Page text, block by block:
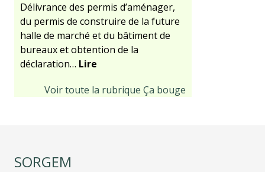
Délivrance des permis d’aménager,
du permis de construire de la future
halle de marché et du bâtiment de
bureaux et obtention de la
déclaration… Lire
Voir toute la rubrique Ça bouge
SORGEM